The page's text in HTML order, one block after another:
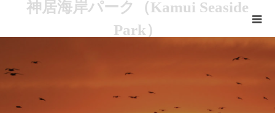
神居海岸パーク（Kamui Seaside
Park）